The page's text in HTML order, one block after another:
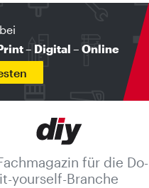
– Digital – Online
für die Do-
it-yourself-Branche